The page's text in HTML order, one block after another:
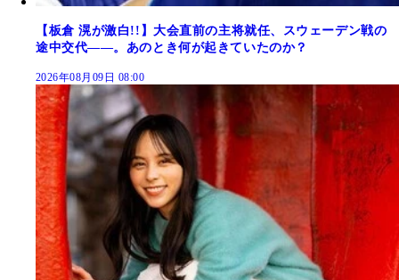
【板倉 滉が激白!!】大会直前の主将就任、スウェーデン戦の
途中交代――。あのとき何が起きていたのか？
2026年08月09日 08:00